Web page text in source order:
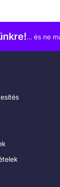
… és ne